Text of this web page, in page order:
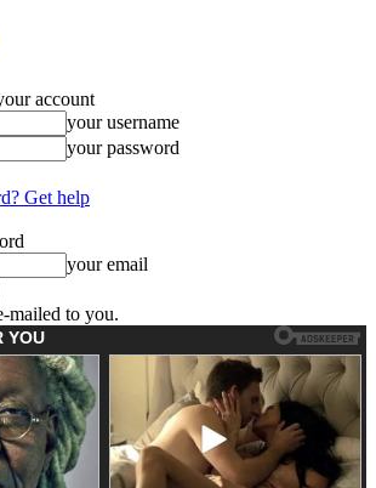
account
your username
your password
Get help
your email
mailed to you.